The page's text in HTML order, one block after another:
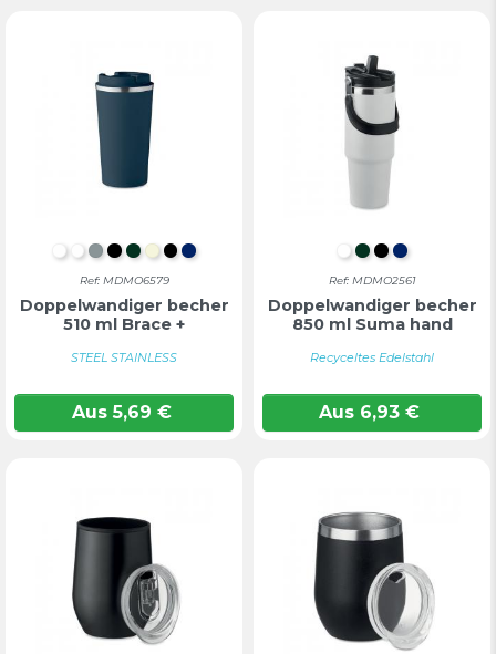
WEIß
Weiß
Mattes Silber
Schwarz
DUNKELGRÜN
BEIGE
SCHWARZ
MARINEBLAU
Ref: MDMO6579
Doppelwandiger becher
510 ml Brace +
STEEL STAINLESS
Aus5,69 €
WEIß
DUNKELGRÜN
SCHWARZ
Ref: MDMO2561
Doppelwandiger becher
850 ml Suma hand
Recyceltes Edelstahl
Aus 6,93 €